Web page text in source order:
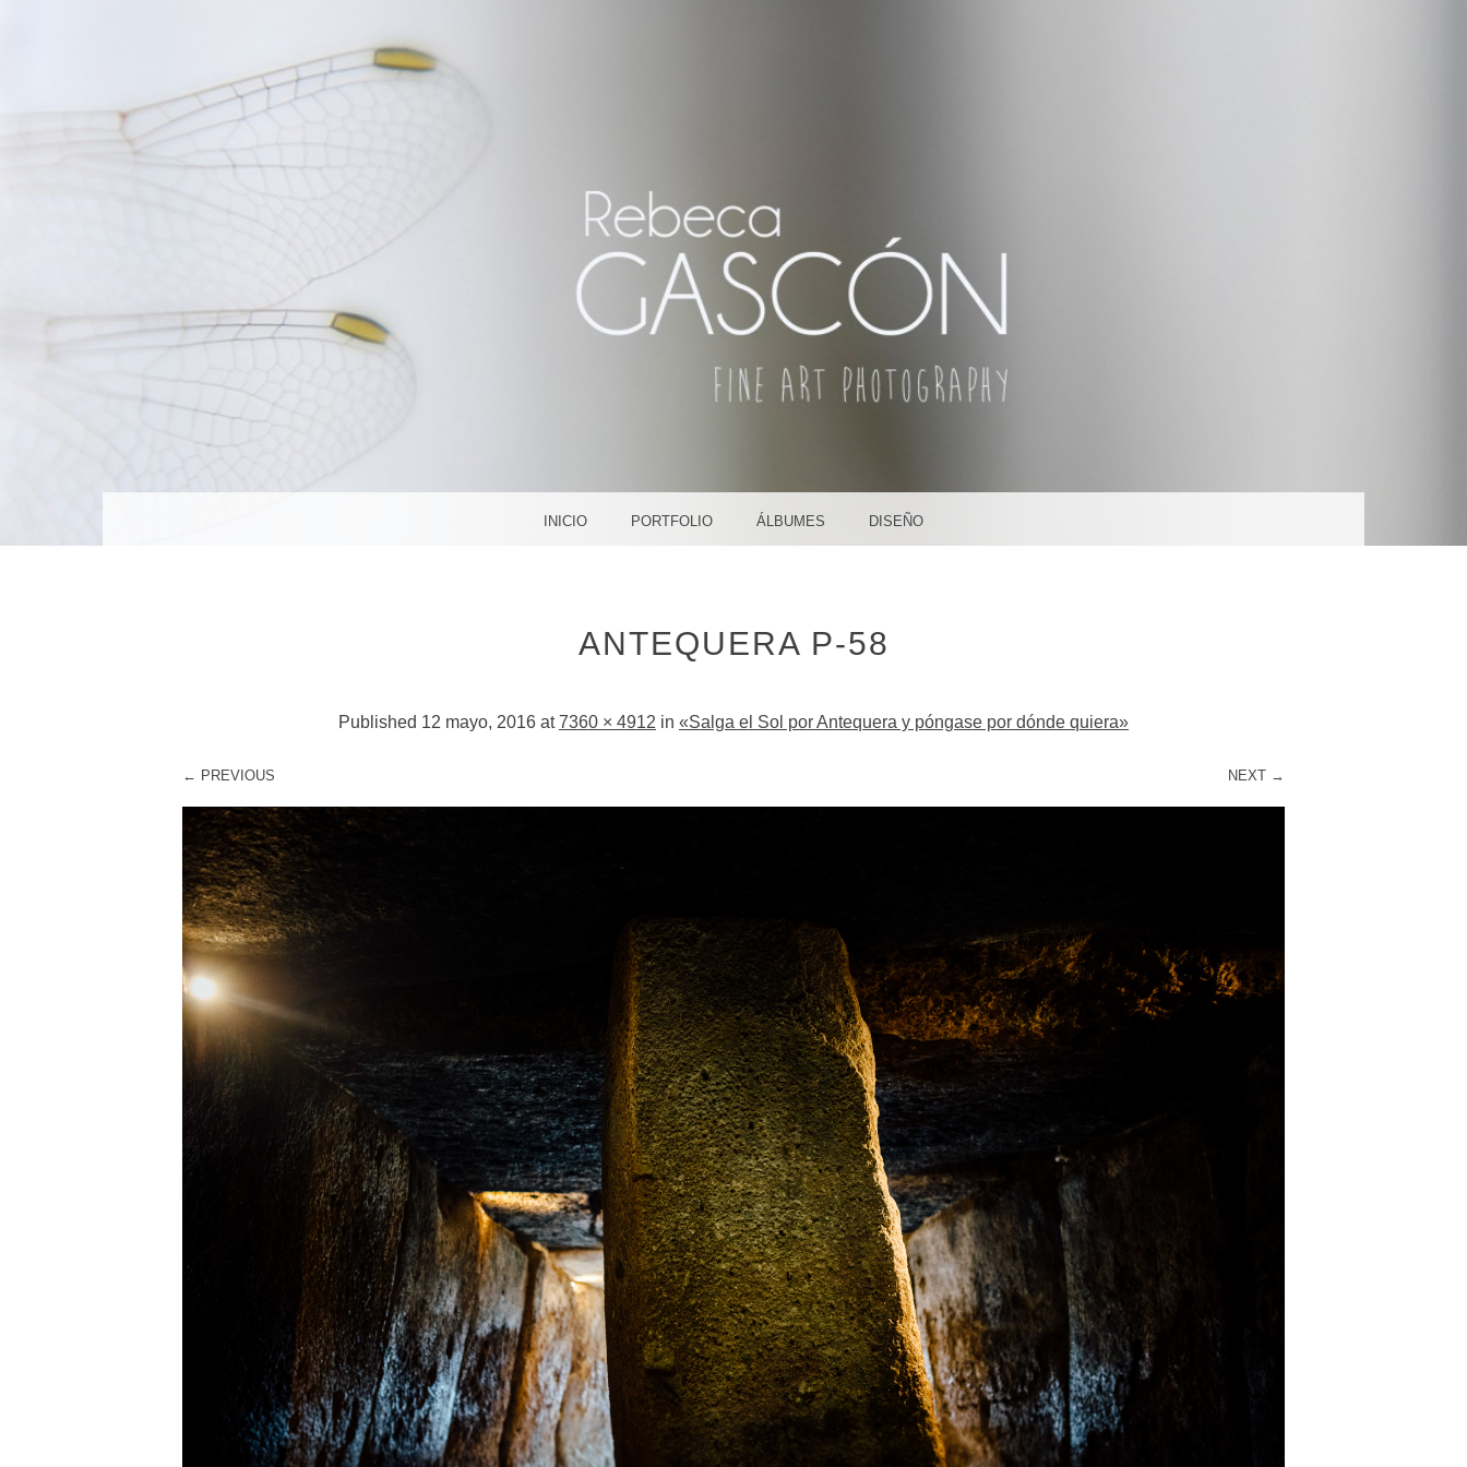
AMAR, SOÑAR,
CREAR
FOTOGRAFÍA ARTÍSTICA EN JEREZ DE LA FRONTERA ¡Y DÓNDE TÚ QUIERAS!
INICIO PORTFOLIO ÁLBUMES DISEÑO
ANTEQUERA P-58
Published 12 mayo, 2016 at7360 × 4912 in «Salga el Sol por Antequera y póngase por dónde quiera»
← PREVIOUS NEXT →